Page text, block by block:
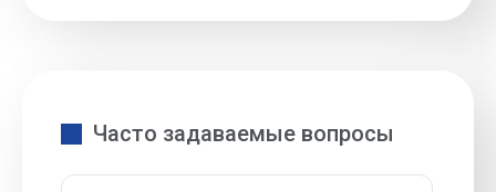
Часто задаваемые вопросы